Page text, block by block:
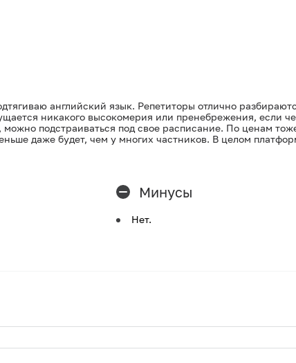
английский язык. Репетиторы отлично
никакого высокомерия или пренебрежения, если
подстраиваться под свое расписание. По ценам
даже будет, чем у многих частников. В целом
Минусы
Нет.